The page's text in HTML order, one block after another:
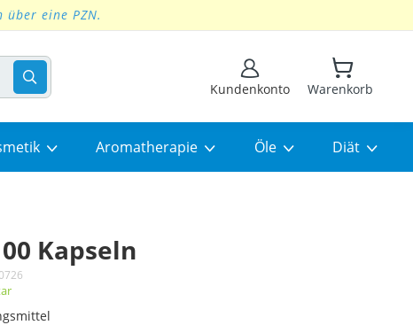
eine PZN.
Suchen
Kundenkonto
Warenkorb
Aromatherapie Öle Diät
Kapseln